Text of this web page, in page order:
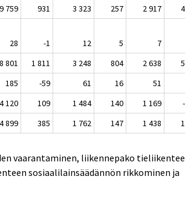
9 759 931 3 323 257 2 917
28 -1 12 5 7
8 801 1 811 3 248 804 2 638
185 -59 61 16 51
4 120 109 1 484 140 1 169
4 899 385 1 762 147 1 438
vaarantaminen, liikennepako
sosiaalilainsäädännön rikkominen ja